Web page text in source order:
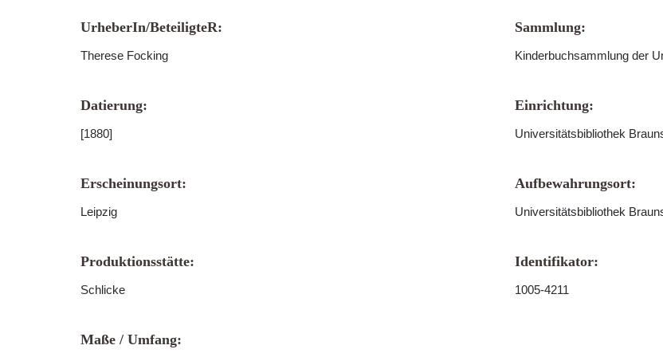
UrheberIn/BeteiligteR:
Therese Focking
Datierung:
[1880]
Erscheinungsort:
Leipzig
Produktionsstätte:
Schlicke
Maße / Umfang:
Sammlung:
Kinderbuchsammlung der
Einrichtung:
Universitätsbibliothek
Aufbewahrungsort:
Universitätsbibliothek
Identifikator:
1005-4211